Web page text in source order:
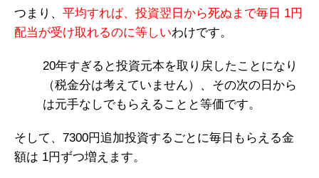
つまり、 平均すれば、投資翌日から死ぬまで毎日 1円
配当が受け取れるのに等しいわけです。
20年すぎると投資元本を取り戻したことになり
（税金分は考えていません）、その次の日から
は元手なしでもらえることと等価です。
そして、7300円追加投資するごとに毎日もらえる金
額は 1円ずつ増えます。